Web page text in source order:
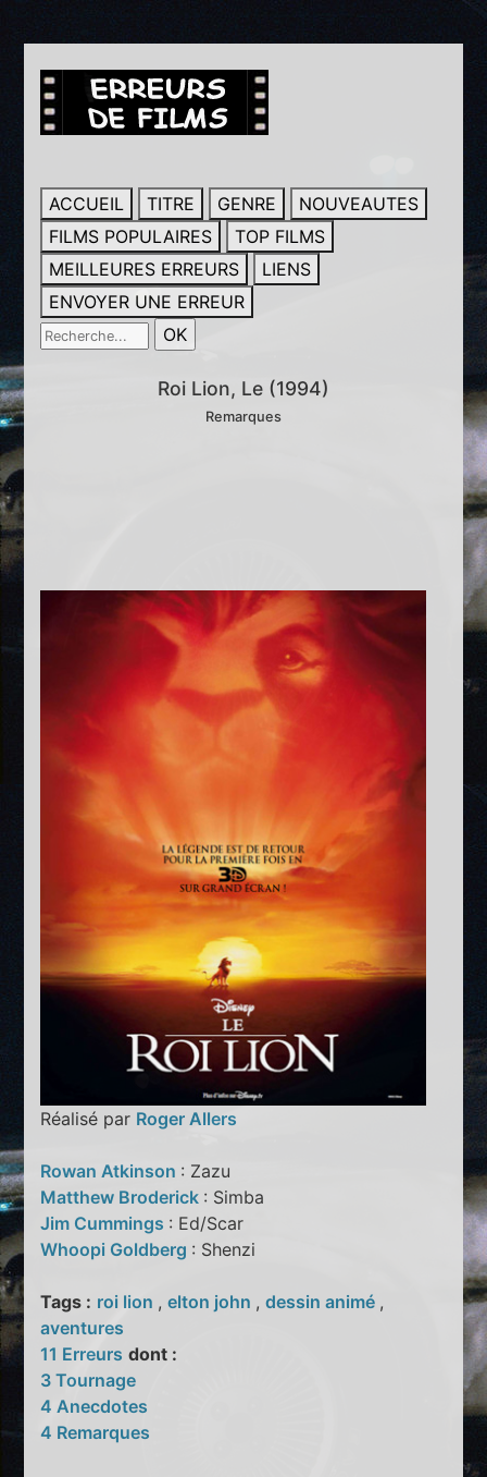
ACCUEIL TITRE GENRE
NOUVEAUTES
FILMS POPULAIRES
TOP FILMS
MEILLEURES ERREURS
LIENS
ENVOYER UNE ERREUR
Roi Lion, Le (1994)
Remarques
Réalisé par Roger Allers
Rowan Atkinson : Zazu
Matthew Broderick : Simba
Jim Cummings : Ed/Scar
Whoopi Goldberg : Shenzi
Tags : roi lion ,elton john ,dessin animé ,
aventures
11 Erreurs dont :
3 Tournage
4 Anecdotes
4 Remarques